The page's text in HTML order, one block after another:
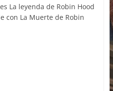
La leyenda de Robin Hood
con La Muerte de Robin